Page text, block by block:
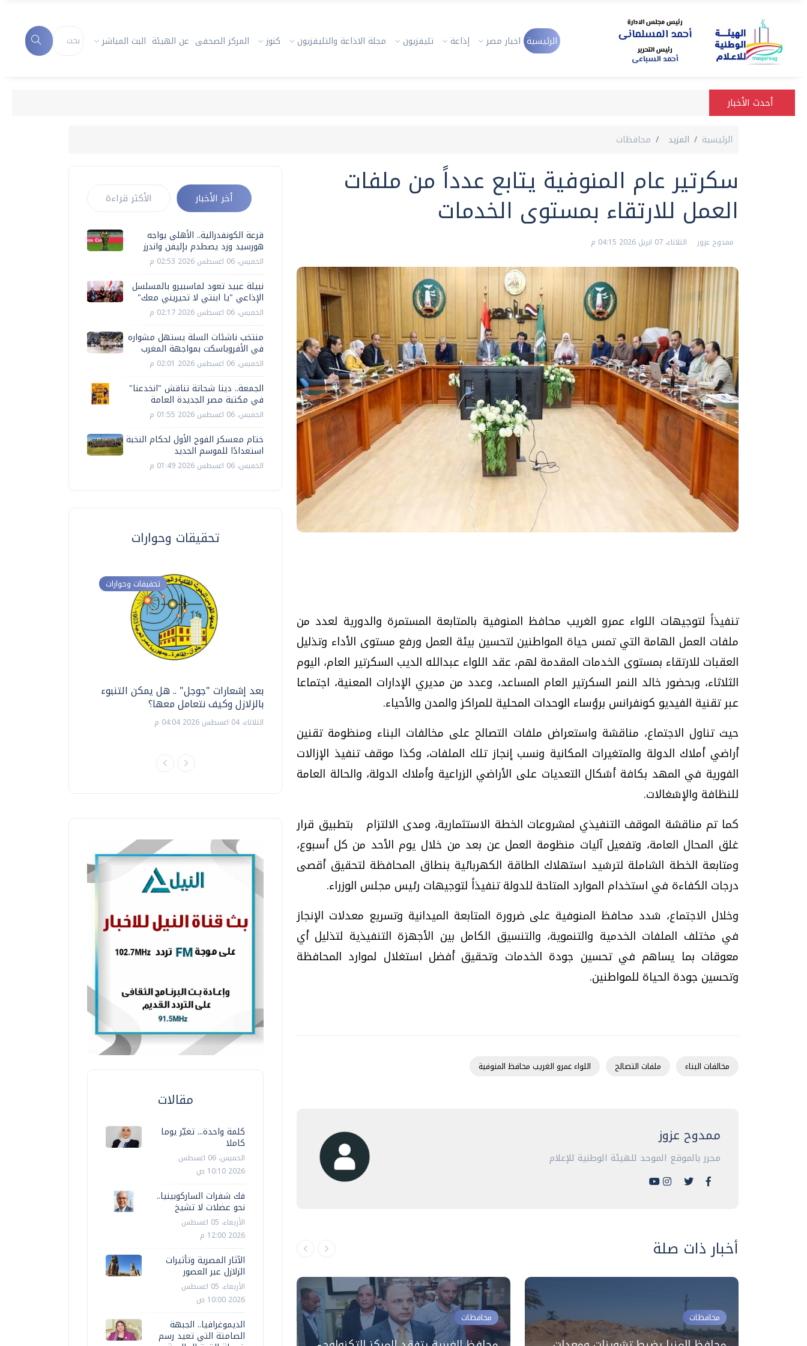
الرئيسية اخبار مصر إذاعة تليفزيون مجلة الاذاعة والتليفزيون كنوز المركز الصحفى عن الهيئة البث المباشر
أحدث الأخبار
الرئيسية المزيد محافظات
سكرتير عام المنوفية يتابع عدداً من ملفات
العمل للارتقاء بمستوى الخدمات
ممدوح عزوز الثلاثاء، 07 ابريل 2026 04:15 م
تنفيذاً لتوجيهات اللواء عمرو الغريب محافظ المنوفية بالمتابعة المستمرة والدورية لعدد من
ملفات العمل الهامة التي تمس حياة المواطنين لتحسين بيئة العمل ورفع مستوى الأداء وتذليل
العقبات للارتقاء بمستوى الخدمات المقدمة لهم، عقد اللواء عبدالله الديب السكرتير العام، اليوم
الثلاثاء، وبحضور خالد النمر السكرتير العام المساعد، وعدد من مديري الإدارات المعنية، اجتماعا
عبر تقنية الفيديو كونفرانس برؤساء الوحدات المحلية للمراكز والمدن والأحياء.
حيث تناول الاجتماع، مناقشة واستعراض ملفات التصالح على مخالفات البناء ومنظومة تقنين
أراضي أملاك الدولة والمتغيرات المكانية ونسب إنجاز تلك الملفات، وكذا موقف تنفيذ الإزالات
الفورية في المهد بكافة أشكال التعديات على الأراضي الزراعية وأملاك الدولة، والحالة العامة
للنظافة والإشغالات.
كما تم مناقشة الموقف التنفيذي لمشروعات الخطة الاستثمارية، ومدى الالتزام بتطبيق قرار
غلق المحال العامة، وتفعيل آليات منظومة العمل عن بعد من خلال يوم الأحد من كل أسبوع،
ومتابعة الخطة الشاملة لترشيد استهلاك الطاقة الكهربائية بنطاق المحافظة لتحقيق أقصى
درجات الكفاءة في استخدام الموارد المتاحة للدولة تنفيذاً لتوجيهات رئيس مجلس الوزراء.
وخلال الاجتماع، شدد محافظ المنوفية على ضرورة المتابعة الميدانية وتسريع معدلات الإنجاز
في مختلف الملفات الخدمية والتنموية، والتنسيق الكامل بين الأجهزة التنفيذية لتذليل أي
معوقات بما يساهم في تحسين جودة الخدمات وتحقيق أفضل استغلال لموارد المحافظة
وتحسين جودة الحياة للمواطنين.
مخالفات البناء ملفات التصالح اللواء عمرو الغريب محافظ المنوفية
ممدوح عزوز
محرر بالموقع الموحد للهيئة الوطنية للإعلام
أخبار ذات صلة
محافظات محافظات محافظات
أخر الأخبار الأكثر قراءة
قرعة الكونفدرالية.. الأهلي يواجه
هورسيد وزد يصطدم بإليفن واندرز
الخميس، 06 اغسطس 2026 02:53 م
نبيلة عبيد تعود لماسبيرو بالمسلسل
الإذاعي "يا ابنتي لا تحيريني معك"
الخميس، 06 اغسطس 2026 02:17 م
منتخب ناشئات السلة يستهل مشواره
في الأفروباسكت بمواجهة المغرب
الخميس، 06 اغسطس 2026 02:01 م
الجمعة.. دينا شحاتة تناقش "انخدعنا"
في مكتبة مصر الجديدة العامة
الخميس، 06 اغسطس 2026 01:55 م
ختام معسكر الفوج الأول لحكام النخبة
استعدادًا للموسم الجديد
الخميس، 06 اغسطس 2026 01:49 م
تحقيقات وحوارات
تحقيقات وحوارات
بعد إشعارات "جوجل" .. هل يمكن التنبوء
بالزلازل وكيف نتعامل معها؟
الثلاثاء، 04 اغسطس 2026 04:04 م
دليلك للتنسيق الجامعي .. تساؤلات
وإجابات
فيديو.. الإعلام الرقمي.. تقنيات واعدة
وتحديات هائلة
موجات الطقس الساخنة.. لماذا تحدث وكيف
مقالات
كلمة واحدة... تغيّر يوما
كاملا
الخميس، 06 اغسطس
2026 10:10 ص
فك شفرات الساركوبينيا..
نحو عضلات لا تشيخ
الأربعاء، 05 اغسطس
2026 12:00 م
الآثار المصرية وتأثيرات
الزلازل عبر العصور
الأربعاء، 05 اغسطس
2026 10:00 ص
الديموغرافيا.. الجبهة
الصامتة التي تعيد رسم